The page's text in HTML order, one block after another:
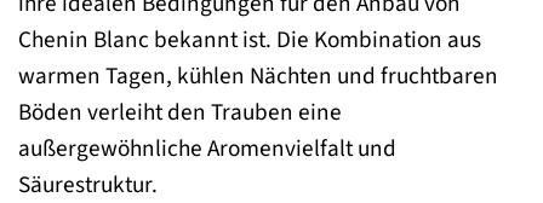
Chenin Blanc bekannt ist. Die Kombination aus
warmen Tagen, kühlen Nächten und fruchtbaren
Böden verleiht den Trauben eine
außergewöhnliche Aromenvielfalt und
Säurestruktur.